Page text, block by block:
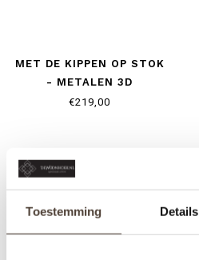
Toestemming Details
MET DE KIPPEN OP STOK
- METALEN 3D
SCHILDERIJ
€219,00